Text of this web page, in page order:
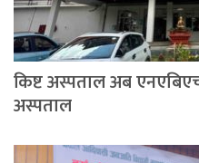
किष्ट अस्पताल अब
अस्पताल